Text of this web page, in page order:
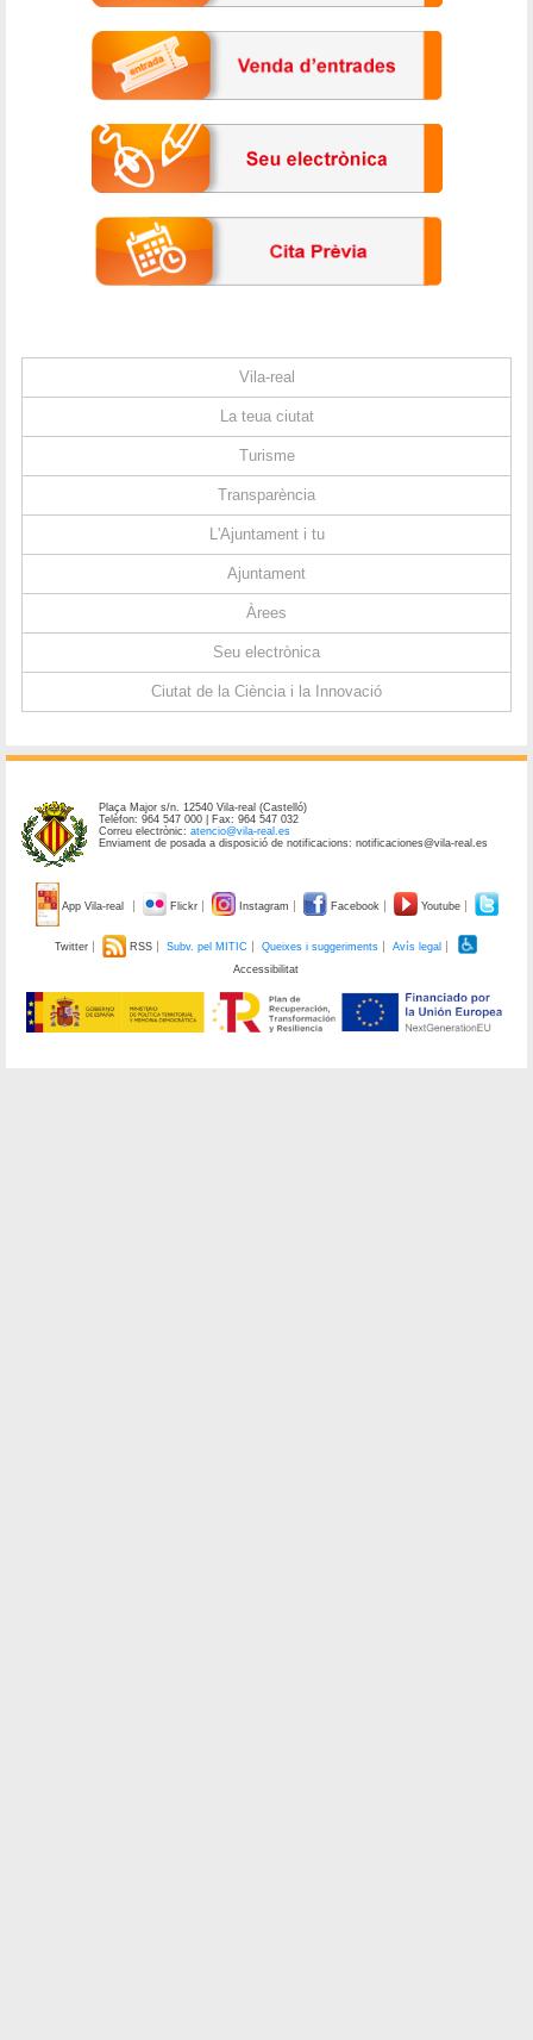
Vila-real
La teua ciutat
Turisme
Transparència
L'Ajuntament i tu
Ajuntament
Àrees
Seu electrònica
Ciutat de la Ciència i la Innovació
Plaça Major s/n. 12540 Vila-real (Castelló)
Telèfon: 964 547 000 | Fax: 964 547 032
Correu electrònic:atencio@vila-real.es
Enviament de posada a disposició de notificacions: notificaciones@vila-real.es
App Vila-real Flickr Instagram Facebook Youtube
Twitter RSS Subv. pel MITIC Queixes i suggeriments
Avís legal
Accessibilitat